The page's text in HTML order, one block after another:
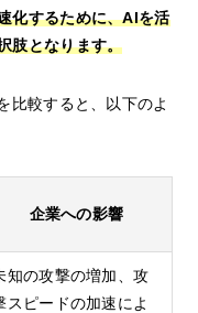
化するために、AIを活
肢となります。
比較すると、以下のよ
企業への影響
知の攻撃の増加、攻
スピードの加速によ